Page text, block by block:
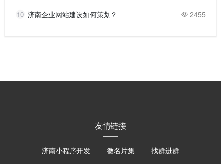
10 2455
济南企业网站建设如何策划？
友情链接
济南小程序开发 微名片集
找群进群